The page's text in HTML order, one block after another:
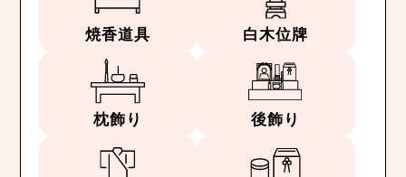
焼香道具 白木位牌
枕飾り 後飾り